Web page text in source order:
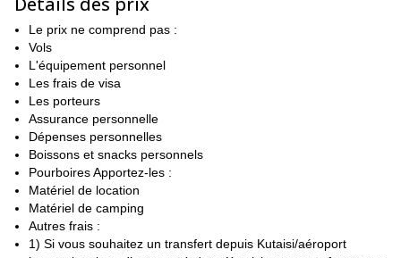
sommet et nous nous entraînerons à utiliser l'équipement
technique nécessaire.**comme un piolet, des crampons et des
cordes.
Le nombre de personnes n'est pas limité dans ce programme. Un
guide de montagne peut emmener au maximum 3 personnes. Le
nombre de guides dépend de la taille du groupe. Si le groupe est
composé de plus de 3 personnes, mes collègues guides seront
heureux de se joindre à nous !
Contactez-moi si vous venez en Géorgie et si vous envisagez
d'escalader le Kazbek, etJe serai heureux de vous guider pour
une expérience unique dans les montagnes du Caucase !
Je gère également d'autres programmes. Si vous êtes intéressé
par d'autres activités ou d'autres variantes du programme, vous
Le prix ne comprend pas :
Vols
L'équipement personnel
Les frais de visa
Les porteurs
Assurance personnelle
Dépenses personnelles
Boissons et snacks personnels
Pourboires Apportez-les :
Matériel de location
Matériel de camping
Autres frais :
1) Si vous souhaitez un transfert depuis Kutaisi/aéroport